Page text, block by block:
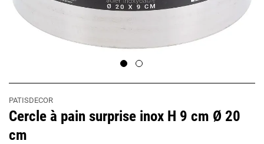
PATISDECOR
Cercle à pain surprise inox H 9 cm Ø 20
cm